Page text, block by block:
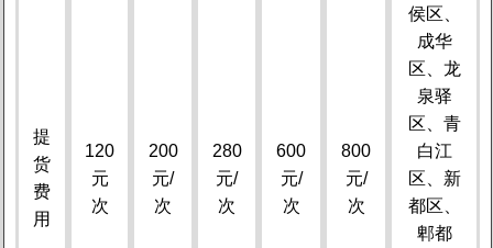
提
货
费
用
120
元
次
200
元/
次
280
元/
次
600
元/
次
800
元/
次
侯区、
成华
区、龙
泉驿
区、青
白江
区、新
都区、
郫都